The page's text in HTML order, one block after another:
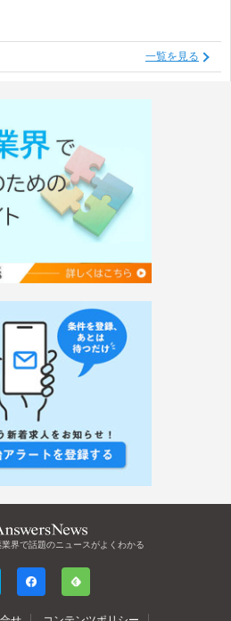
一覧を見る
界で話題のニュースがよくわかる